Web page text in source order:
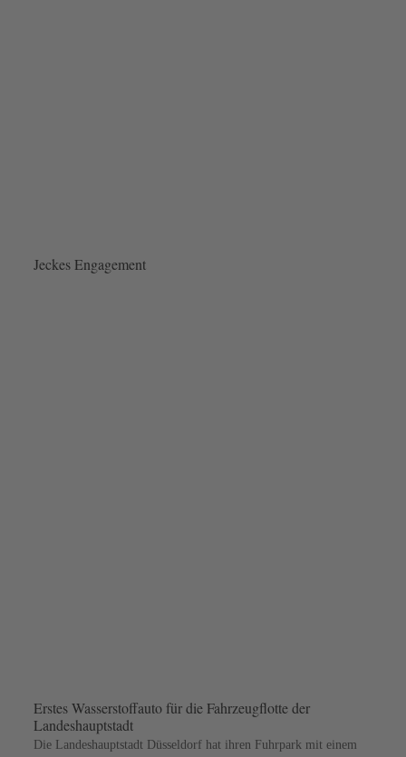
Jeckes Engagement
Erstes Wasserstoffauto für die Fahrzeugflotte der
Landeshauptstadt
Die Landeshauptstadt Düsseldorf hat ihren Fuhrpark mit einem